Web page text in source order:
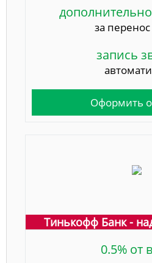
за
запись
Оформить
Тинькофф Банк -
0.5% от